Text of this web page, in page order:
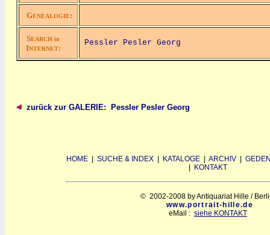
GENEALOGIE:
SEARCH in
INTERNET:
Pessler Pesler Georg
zurück zur GALERIE: Pessler Pesler Georg
HOME SUCHE & INDEX KATALOGE ARCHIV
KONTAKT
© 2002-2008 by Antiquariat Hille /
www.portrait-hille.de
eMail : siehe KONTAKT